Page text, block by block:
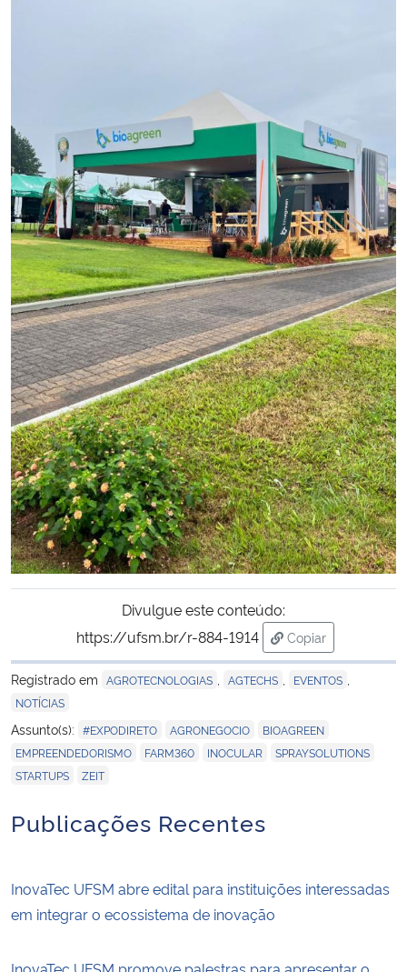
Divulgue este conteúdo:
https://ufsm.br/r-884-1914
Copiar
para área de
Registrado em AGROTECNOLOGIAS AGTECHS EVENTOS
NOTÍCIAS
Assunto(s): #EXPODIRETO AGRONEGOCIO BIOAGREEN
EMPREENDEDORISMO FARM360 INOCULAR SPRAYSOLUTIONS
STARTUPS ZEIT
Publicações Recentes
InovaTec UFSM abre edital para instituições interessadas
em integrar o ecossistema de inovação